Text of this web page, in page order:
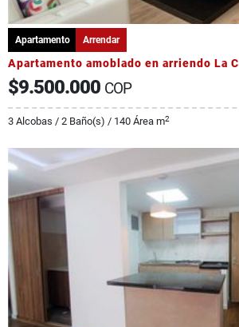
Apartamento Arrendar
Apartamento amoblado en arriendo La
$9.500.000 COP
3 Alcobas / 2 Baño(s) / 140 Área m2